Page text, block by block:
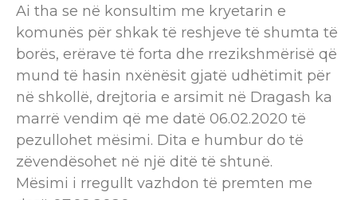
Ai tha se në konsultim me kryetarin e
komunës për shkak të reshjeve të shumta të
borës, erërave të forta dhe rrezikshmërisë që
mund të hasin nxënësit gjatë udhëtimit për
në shkollë, drejtoria e arsimit në Dragash ka
marrë vendim që me datë 06.02.2020 të
pezullohet mësimi. Dita e humbur do të
zëvendësohet në një ditë të shtunë.
Mësimi i rregullt vazhdon të premten me